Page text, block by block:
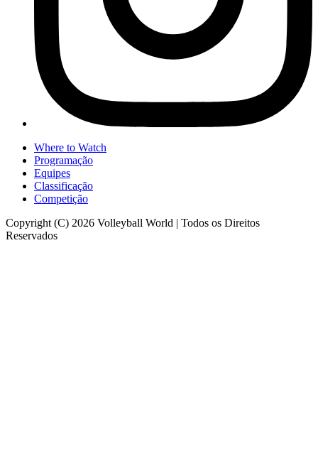
Where to Watch
Programação
Equipes
Classificação
Competição
Copyright (C) 2026 Volleyball World | Todos os Direitos
Reservados